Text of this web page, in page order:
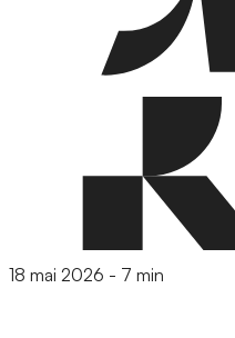
18 mai 2026 - 7 min